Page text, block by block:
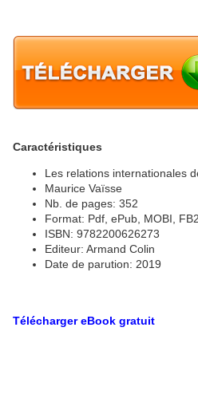
Caractéristiques
Les relations internationales
Maurice Vaïsse
Nb. de pages: 352
Format: Pdf, ePub, MOBI, FB2
ISBN: 9782200626273
Editeur: Armand Colin
Date de parution: 2019
Télécharger eBook gratuit